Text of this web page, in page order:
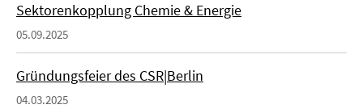
Sektorenkopplung Chemie & Energie
05.09.2025
Gründungsfeier des CSR|Berlin
04.03.2025